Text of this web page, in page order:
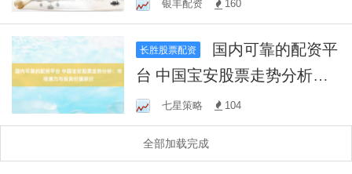
银丰配资 160
长胜股票配资
台 中国宝安股票走势分析：
市场潜力与投资价值探讨
七星策略 104
全部加载完成